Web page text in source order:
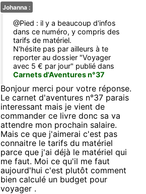
Johanna :
@Pied : il y a beaucoup d'infos
dans ce numéro, y compris des
tarifs de matériel.
N'hésite pas par ailleurs à te
reporter au dossier "Voyager
avec 5 € par jour" publié dans
Carnets d'Aventures n°37
Bonjour merci pour votre réponse.
Le carnet d'aventures n°37 parais
interessant mais je vient de
commander ce livre donc sa va
attendre mon prochain salaire.
Mais ce que j'aimerai c'est pas
connaitre le tarifs du matériel
parce que j'ai déjà le matériel qui
me faut. Moi ce qu'il me faut
aujourd'hui c'est plutôt comment
bien calculé un budget pour
voyager .